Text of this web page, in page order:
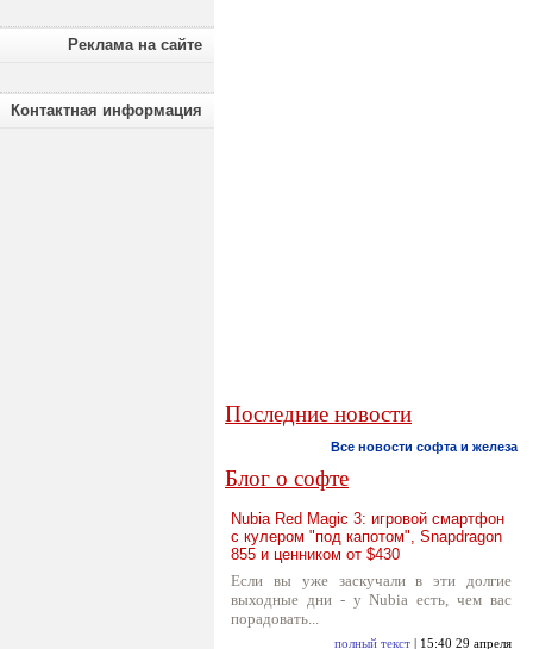
Реклама на сайте
Контактная информация
Последние новости
Все новости софта и железа
Блог о софте
Nubia Red Magic 3: игровой смартфон
с кулером "под капотом", Snapdragon
855 и ценником от $430
Если вы уже заскучали в эти долгие
выходные дни - у Nubia есть, чем вас
порадовать...
полный текст | 15:40 29 апреля